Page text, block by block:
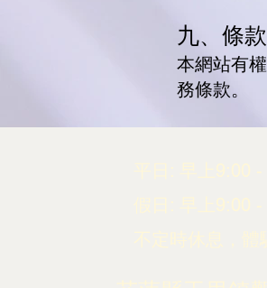
九、條
本網站有
務條款。